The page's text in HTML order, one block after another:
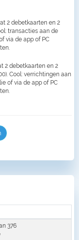
2 debetkaarten en 2
transacties aan de
via de app of PC
2 debetkaarten en 2
Cool: verrichtingen aan
of via de app of PC
376